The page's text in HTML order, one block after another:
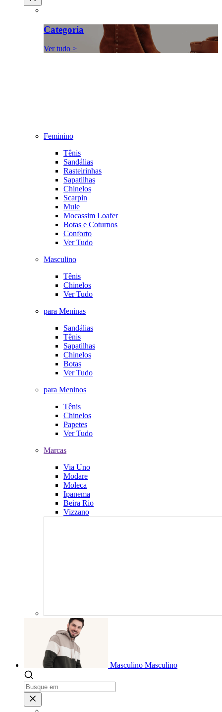
Categoria
Ver tudo >
Feminino
Tênis
Sandálias
Rasteirinhas
Sapatilhas
Chinelos
Scarpin
Mule
Mocassim Loafer
Botas e Coturnos
Conforto
Ver Tudo
Masculino
Tênis
Chinelos
Ver Tudo
para Meninas
Sandálias
Tênis
Sapatilhas
Chinelos
Botas
Ver Tudo
para Meninos
Tênis
Chinelos
Papetes
Ver Tudo
Marcas
Via Uno
Modare
Moleca
Ipanema
Beira Rio
Vizzano
Masculino Masculino